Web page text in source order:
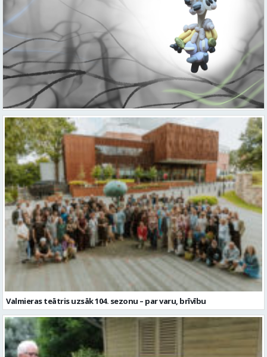
Valmieras teātris uzsāk 104. sezonu – par varu, brīvību